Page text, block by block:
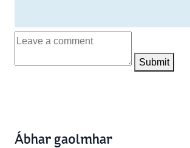
Submit
Ábhar gaolmhar